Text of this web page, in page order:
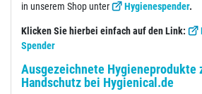
in unserem Shop unter
Hygienespender.
Klicken Sie hierbei einfach auf den Link:
Spender
Ausgezeichnete Hygieneprodukte
Handschutz bei Hygienical.de